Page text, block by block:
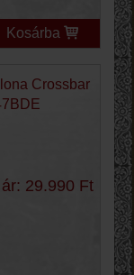
Kosárba
Crossbar
29.990 Ft